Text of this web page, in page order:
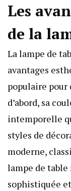
Les
de la
La lampe de
avantages
populaire pour
d’abord, sa
intemporelle
styles de
moderne,
lampe de
sophistiquée